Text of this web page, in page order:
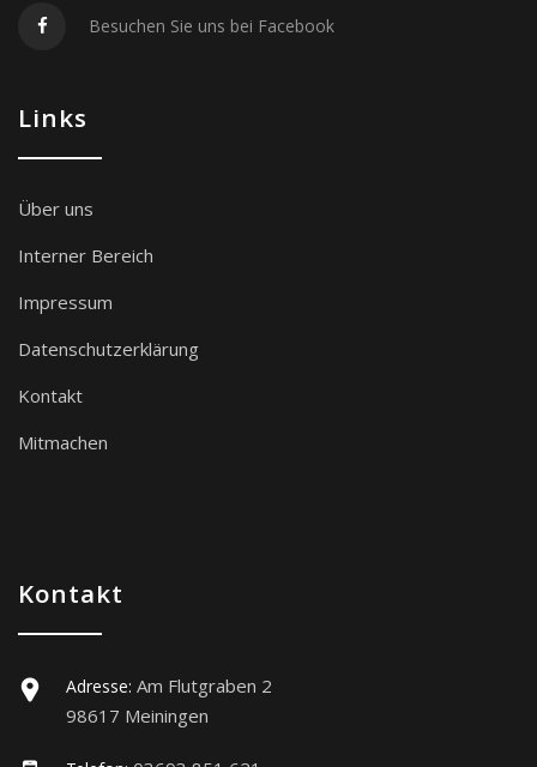
Besuchen Sie uns bei Facebook
Links
Über uns
Interner Bereich
Impressum
Datenschutzerklärung
Kontakt
Mitmachen
Kontakt
Adresse: Am Flutgraben 2
98617 Meiningen